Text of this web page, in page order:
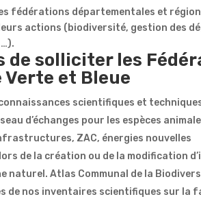
fédérations départementales et
actions (biodiversité, gestion des
de solliciter les
Verte et Bleue
scientifiques et
d’échanges pour les espèces
ZAC, énergies nouvelles
de la création ou de la modification
naturel. Atlas Communal de la
de nos inventaires scientifiques sur la